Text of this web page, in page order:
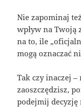
Nie zapominaj
wpływ na Twoją
na to, ile
mogą oznaczać
Tak czy inaczej
zaoszczędzisz,
podejmij decyzję